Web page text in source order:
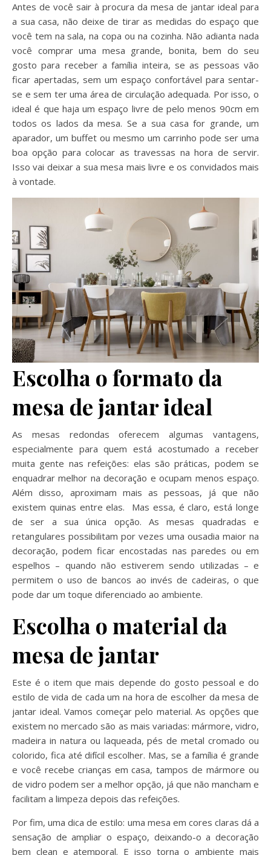
Antes de você sair à procura da mesa de jantar ideal para
a sua casa, não deixe de tirar as medidas do espaço que
você tem na sala, na copa ou na cozinha. Não adianta nada
você comprar uma mesa grande, bonita, bem do seu
gosto para receber a família inteira, se as pessoas vão
ficar apertadas, sem um espaço confortável para sentar-
se e sem ter uma área de circulação adequada. Por isso, o
ideal é que haja um espaço livre de pelo menos 90cm em
todos os lados da mesa. Se a sua casa for grande, um
aparador, um buffet ou mesmo um carrinho pode ser uma
boa opção para colocar as travessas na hora de servir.
Isso vai deixar a sua mesa mais livre e os convidados mais
à vontade.
Escolha o formato da
mesa de jantar ideal
As mesas redondas oferecem algumas vantagens,
especialmente para quem está acostumado a receber
muita gente nas refeições: elas são práticas, podem se
enquadrar melhor na decoração e ocupam menos espaço.
Além disso, aproximam mais as pessoas, já que não
existem quinas entre elas. Mas essa, é claro, está longe
de ser a sua única opção. As mesas quadradas e
retangulares possibilitam por vezes uma ousadia maior na
decoração, podem ficar encostadas nas paredes ou em
espelhos – quando não estiverem sendo utilizadas – e
permitem o uso de bancos ao invés de cadeiras, o que
pode dar um toque diferenciado ao ambiente.
Escolha o material da
mesa de jantar
Este é o item que mais depende do gosto pessoal e do
estilo de vida de cada um na hora de escolher da mesa de
jantar ideal. Vamos começar pelo material. As opções que
existem no mercado são as mais variadas: mármore, vidro,
madeira in natura ou laqueada, pés de metal cromado ou
colorido, fica até difícil escolher. Mas, se a família é grande
e você recebe crianças em casa, tampos de mármore ou
de vidro podem ser a melhor opção, já que não mancham e
facilitam a limpeza depois das refeições.
Por fim, uma dica de estilo: uma mesa em cores claras dá a
sensação de ampliar o espaço, deixando-o a decoração
bem clean e atemporal. E isso torna o ambiente mais